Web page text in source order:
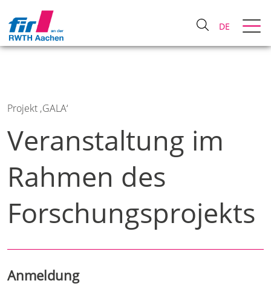
DE
Projekt ‚GALA‘
Veranstaltung im
Rahmen des
Forschungsprojekts
Anmeldung